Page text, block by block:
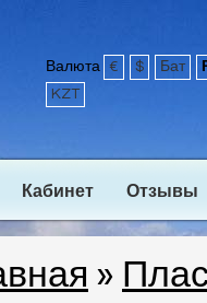
Валюта € $ Бат
KZT
Кабинет Отзывы
»